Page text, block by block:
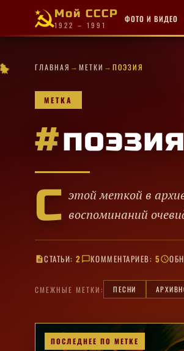
Мой СССР
1922 – 1991
ФОТО И ВИДЕО
★
★
★
·★
★
★
·★
✦
✦★
·
✦
★
★
·
··✦
✦✧
✧
✧
··★
✦ ГЛАВНАЯ → МЕТКИ → ПОЭЗИЯ
МЕТКА
#поэзия
С этой меткой в
воспоминаний
СТАТЬИ: 2 КОММЕНТАРИЕВ: 5
СМЕЖНЫЕ МЕТКИ: ПЕСНИ
ПОСЛЕДНЕЕ ПО МЕТКЕ